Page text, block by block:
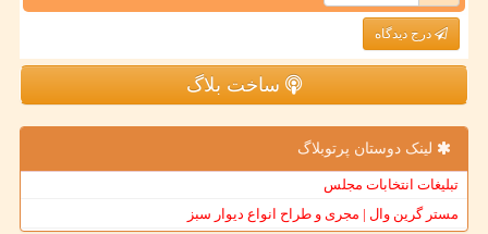
درج دیدگاه
ساخت بلاگ
لینک دوستان پرتوبلاگ
تبلیغات انتخابات مجلس
مستر گرین وال | مجری و طراح انواع دیوار سبز